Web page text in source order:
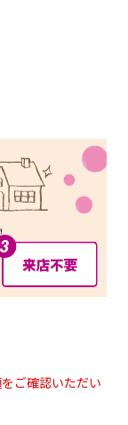
ご確認いただい